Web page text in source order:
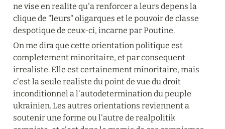
ne vise en realite qu'a renforcer a leurs depens la
clique de "leurs" oligarques et le pouvoir de classe
despotique de ceux-ci, incarne par Poutine.
On me dira que cette orientation politique est
completement minoritaire, et par consequent
irrealiste. Elle est certainement minoritaire, mais
c'est la seule realiste du point de vue du droit
inconditionnel a l'autodetermination du peuple
ukrainien. Les autres orientations reviennent a
soutenir une forme ou l'autre de realpolitik